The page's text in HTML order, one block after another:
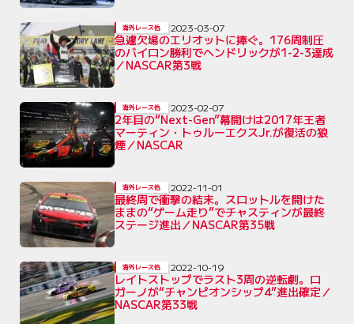
急遽欠場のエリオットに捧ぐ。176周制圧
のバイロン勝利でヘンドリックが1-2-3達成
／NASCAR第3戦
海外レース他 2023-03-07
2年目の“Next-Gen”幕開けは2017年王者
マーティン・トゥルーエクスJr.が復活の狼
煙／NASCAR
海外レース他 2023-02-07
最終周で衝撃の結末。スロットルを開けた
ままの“ゲーム走り”でチャスティンが最終
ステージ進出／NASCAR第35戦
海外レース他 2022-11-01
レイトストップでラスト3周の逆転劇。ロ
ガーノが“チャンピオンシップ4”進出確定／
NASCAR第33戦
海外レース他 2022-10-19